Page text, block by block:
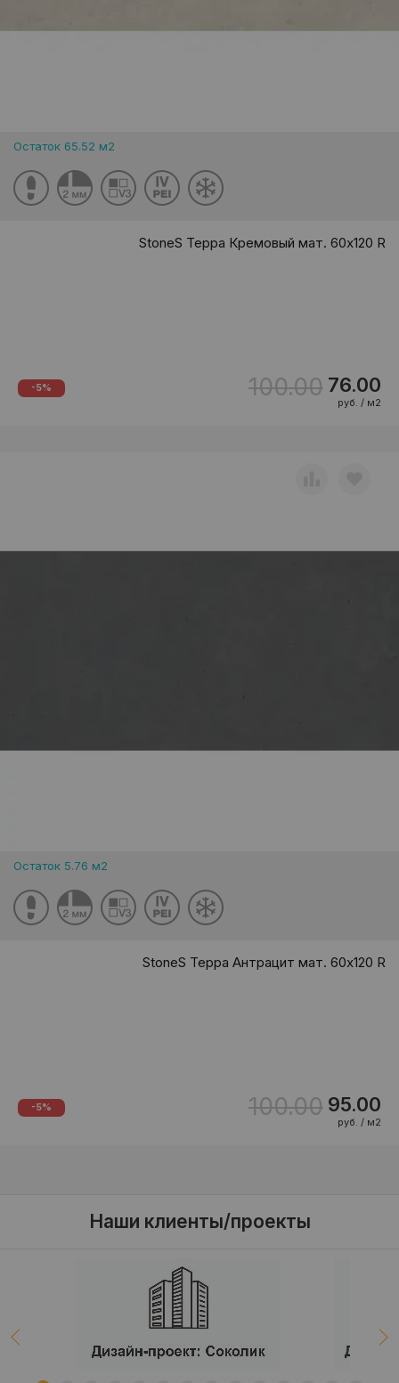
Остаток 65.52 м2
StoneS Терра Кремовый мат. 60x120 R
-5% 100.00 76.00
руб. / м2
Остаток 5.76 м2
StoneS Терра Антрацит мат. 60x120 R
-5% 100.00 95.00
руб. / м2
Наши клиенты/проекты